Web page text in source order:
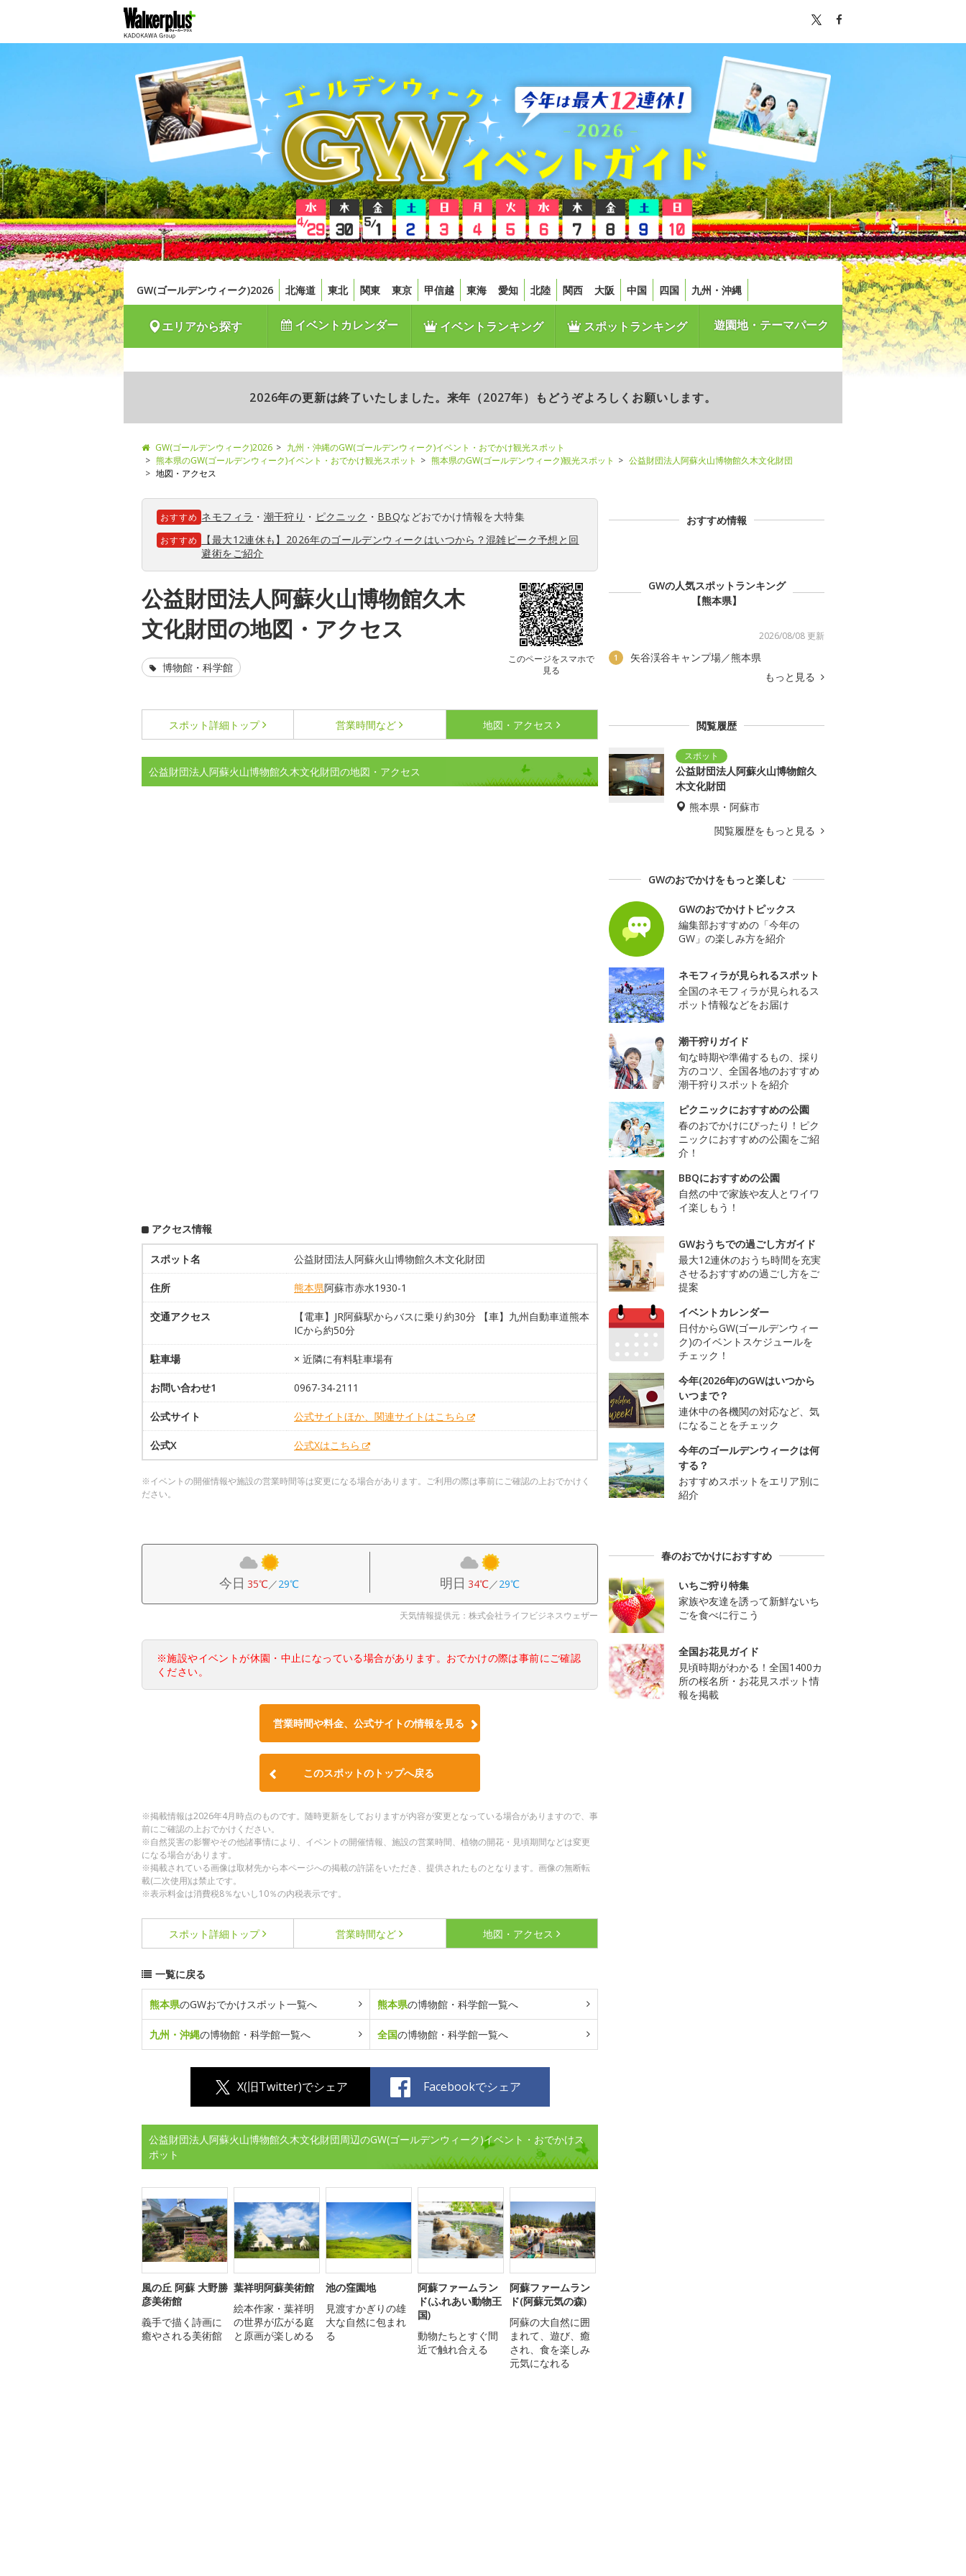
GW(ゴールデンウィーク)2026 北海道 東北 関東 東京 甲信越 東海 愛知 北陸 関西 大阪 中国 四国 九州・沖縄
エリアから探す イベントカレンダー イベントランキング スポットランキング 遊園地・テーマパーク
2026年の更新は終了いたしました。来年（2027年）もどうぞよろしくお願いします。
GW(ゴールデンウィーク)2026
九州・沖縄のGW(ゴールデンウィーク)イベント・おでかけ観光スポット
熊本県のGW(ゴールデンウィーク)イベント・おでかけ観光スポット
熊本県のGW(ゴールデンウィーク)観光スポット
公益財団法人阿蘇火山博物館久木文化財団
地図・アクセス
おすすめ ネモフィラ ・ 潮干狩り ・ ピクニック ・ BBQなどおでかけ情報を大特集
おすすめ
【最大12連休も】2026年のゴールデンウィークはいつから？混雑ピーク予想と回
避術をご紹介
公益財団法人阿蘇火山博物館久木
文化財団の地図・アクセス
このページをスマホで
見る
博物館・科学館
スポット詳細 トップ 営業時間など 地図・アクセス
公益財団法人阿蘇火山博物館久木文化財団の地図・アクセス
アクセス情報
スポット名 公益財団法人阿蘇火山博物館久木文化財団
住所 熊本県阿蘇市赤水1930-1
交通アクセス
【電車】JR阿蘇駅からバスに乗り約30分 【車】九州自動車道熊本
ICから約50分
駐車場 × 近隣に有料駐車場有
お問い合わせ1 0967-34-2111
公式サイト 公式サイトほか、関連サイトはこちら
公式X 公式Xはこちら
※イベントの開催情報や施設の営業時間等は変更になる場合があります。ご利用の際は事前にご確認の上おでかけく
ださい。
今日 35℃／29℃ 明日 34℃／29℃
天気情報提供元：株式会社ライフビジネスウェザー
※施設やイベントが休園・中止になっている場合があります。おでかけの際は事前にご確認
ください。
営業時間や料金、公式サイトの情報を見る
このスポットのトップへ戻る
※掲載情報は2026年4月時点のものです。随時更新をしておりますが内容が変更となっている場合がありますので、事
前にご確認の上おでかけください。
※自然災害の影響やその他諸事情により、イベントの開催情報、施設の営業時間、植物の開花・見頃期間などは変更
になる場合があります。
※掲載されている画像は取材先から本ページへの掲載の許諾をいただき、提供されたものとなります。画像の無断転
載(二次使用)は禁止です。
※表示料金は消費税8％ないし10％の内税表示です。
スポット詳細 トップ 営業時間など 地図・アクセス
一覧に戻る
熊本県のGWおでかけスポット一覧へ 熊本県の博物館・科学館一覧へ
九州・沖縄の博物館・科学館一覧へ 全国の博物館・科学館一覧へ
X(旧Twitter)でシェア Facebookでシェア
公益財団法人阿蘇火山博物館久木文化財団周辺のGW(ゴールデンウィーク)イベント・おでかけス
ポット
風の丘 阿蘇 大野勝
彦美術館
義手で描く詩画に
癒やされる美術館
葉祥明阿蘇美術館
絵本作家・葉祥明
の世界が広がる庭
と原画が楽しめる
池の窪園地
見渡すかぎりの雄
大な自然に包まれ
る
阿蘇ファームラン
ド(ふれあい動物王
国)
動物たちとすぐ間
近で触れ合える
阿蘇ファームラン
ド(阿蘇元気の森)
阿蘇の大自然に囲
まれて、遊び、癒
され、食を楽しみ
元気になれる
おすすめ情報
GWの人気スポットランキング
【熊本県】
2026/08/08 更新
1
矢谷渓谷キャンプ場／熊本県
もっと見る
閲覧履歴
公益財団法人阿蘇火山博物館久
木文化財団
熊本県・阿蘇市
閲覧履歴をもっと見る
GWのおでかけをもっと楽しむ
GWのおでかけトピックス
編集部おすすめの「今年の
GW」の楽しみ方を紹介
ネモフィラが見られるスポット
全国のネモフィラが見られるス
ポット情報などをお届け
潮干狩りガイド
旬な時期や準備するもの、採り
方のコツ、全国各地のおすすめ
潮干狩りスポットを紹介
ピクニックにおすすめの公園
春のおでかけにぴったり！ピク
ニックにおすすめの公園をご紹
介！
BBQにおすすめの公園
自然の中で家族や友人とワイワ
イ楽しもう！
GWおうちでの過ごし方ガイド
最大12連休のおうち時間を充実
させるおすすめの過ごし方をご
提案
イベントカレンダー
日付からGW(ゴールデンウィー
ク)のイベントスケジュールを
チェック！
今年(2026年)のGWはいつから
いつまで？
連休中の各機関の対応など、気
になることをチェック
今年のゴールデンウィークは何
する？
おすすめスポットをエリア別に
紹介
春のおでかけにおすすめ
いちご狩り特集
家族や友達を誘って新鮮ないち
ごを食べに行こう
全国お花見ガイド
見頃時期がわかる！全国1400カ
所の桜名所・お花見スポット情
報を掲載